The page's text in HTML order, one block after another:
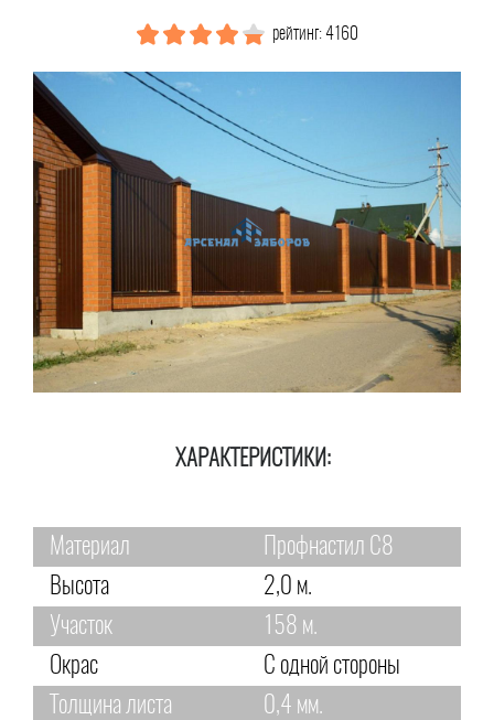
рейтинг: 4160
ХАРАКТЕРИСТИКИ:
Материал
Профнастил С8
Высота
2,0 м.
Участок
158 м.
Окрас
С одной стороны
Толщина листа
0,4 мм.